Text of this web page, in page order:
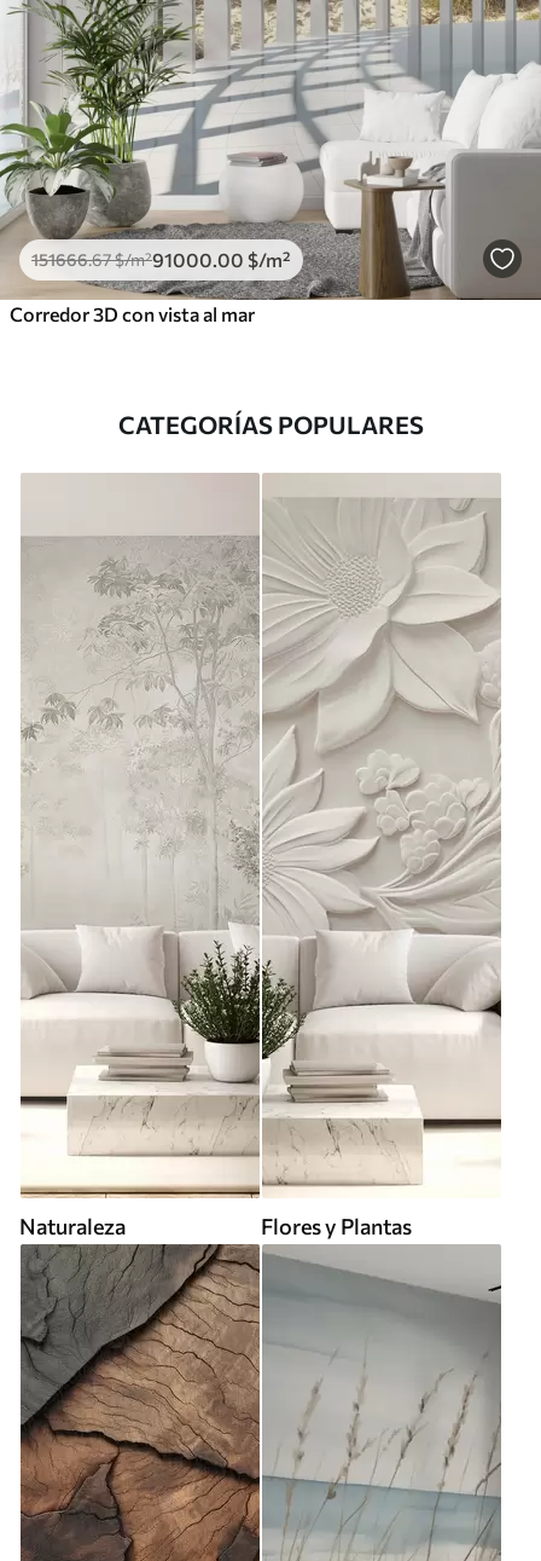
151666.67$/m²91000 .00 $/m²
Corredor 3D con vista al mar
CATEGORÍAS POPULARES
Naturaleza Flores y Plantas